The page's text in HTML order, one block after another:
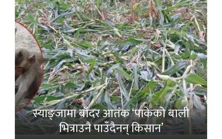
स्याङ्जामा बाँदर आतंक ‘पाकेको बाली
भित्राउनै पाउँदैनन् किसान’